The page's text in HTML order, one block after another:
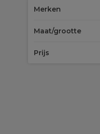
Merken
Maat/grootte
Prijs